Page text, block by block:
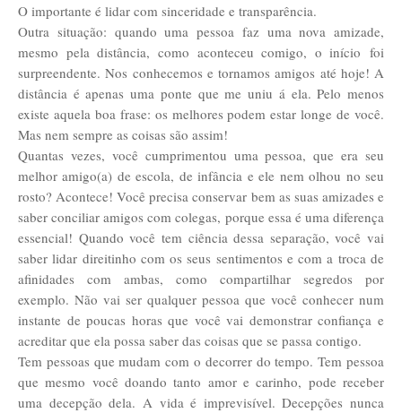
O importante é lidar com sinceridade e transparência.
Outra situação: quando uma pessoa faz uma nova amizade,
mesmo pela distância, como aconteceu comigo, o início foi
surpreendente. Nos conhecemos e tornamos amigos até hoje! A
distância é apenas uma ponte que me uniu á ela. Pelo menos
existe aquela boa frase: os melhores podem estar longe de você.
Mas nem sempre as coisas são assim!
Quantas vezes, você cumprimentou uma pessoa, que era seu
melhor amigo(a) de escola, de infância e ele nem olhou no seu
rosto? Acontece! Você precisa conservar bem as suas amizades e
saber conciliar amigos com colegas, porque essa é uma diferença
essencial! Quando você tem ciência dessa separação, você vai
saber lidar direitinho com os seus sentimentos e com a troca de
afinidades com ambas, como compartilhar segredos por
exemplo. Não vai ser qualquer pessoa que você conhecer num
instante de poucas horas que você vai demonstrar confiança e
acreditar que ela possa saber das coisas que se passa contigo.
Tem pessoas que mudam com o decorrer do tempo. Tem pessoa
que mesmo você doando tanto amor e carinho, pode receber
uma decepção dela. A vida é imprevisível. Decepções nunca